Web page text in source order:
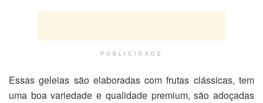
PUBLICIDADE
Essas geleias são elaboradas com frutas clássicas, tem
uma boa variedade e qualidade premium, são adoçadas